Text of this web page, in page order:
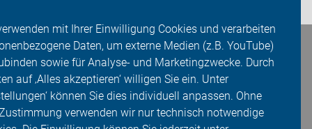
mit Ihrer Einwilligung Cookies und verarbeiten
Daten, um externe Medien (z.B. YouTube)
sowie für Analyse- und Marketingzwecke. Durch
auf ‚Alles akzeptieren‘ willigen Sie ein. Unter
können Sie dies individuell anpassen. Ohne
verwenden wir nur technisch notwendige